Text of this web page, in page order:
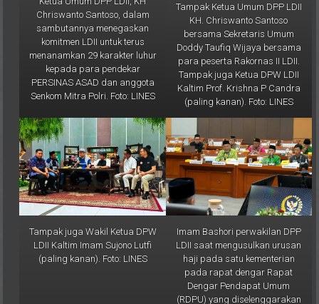
sambutannya menegaskan
komitmen LDII untuk terus
menanamkan 29 karakter luhur
kepada para pendekar
PERSINAS ASAD dan anggota
Senkom Mitra Polri. Foto: LINES
KH. Chriswanto Santoso
bersama Sekretaris Umum
Doddy Taufiq Wijaya bersama
para peserta Rakornas II LDII.
Tampak juga Ketua DPW LDII
Kaltim Prof. Krishna P Candra
(paling kanan). Foto: LINES
Tampak juga Wakil Ketua DPW
LDII Kaltim Imam Sujono Lutfi
(paling kanan). Foto: LINES
Imam Bashori perwakilan DPP
LDII saat mengusulkan urusan
haji pada satu kementerian
pada rapat dengar Rapat
Dengar Pendapat Umum
(RDPU) yang diselenggarakan
oleh Panitia Kerja (Panja) Haji